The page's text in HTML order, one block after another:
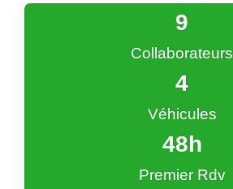
Collaborateurs
9
Véhicules
4
Premier Rdv
48h